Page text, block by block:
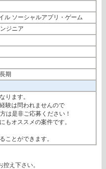
ル ソーシャルアプリ・ゲーム
ジニア
期
ります。
験は問われませんので
は是非ご応募ください！
もオススメの案件です。
ことができます。
え下さい。